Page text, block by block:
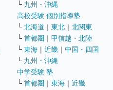
└ 九州・沖縄
高校受験 個別指導塾
└ 北海道 ｜ 東北 ｜ 北関東
└ 首都圏 ｜ 甲信越・北陸
└ 東海 ｜ 近畿 ｜ 中国・四国
└ 九州・沖縄
中学受験 塾
└ 首都圏 ｜ 東海 ｜ 近畿